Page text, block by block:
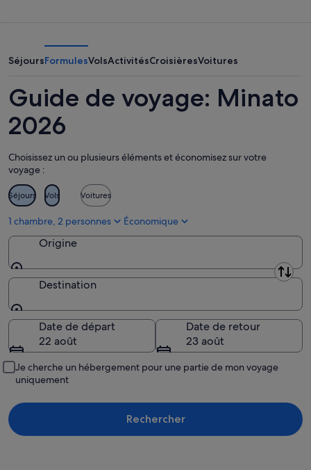
9
août
10
août
week-
prochain,
14
août
-
août
SéjoursFormulesVolsActivitésCroisièresVoitures
Guide de voyage: Minato
2026
Choisissez un ou plusieurs éléments et économisez sur votre
voyage :
Séjours Vols Voitures
1 chambre, 2 personnes Économique
Origine
Origine
Destination
Destination
Date de départ
22 août
Date de retour
23 août
Je cherche un hébergement pour une partie de mon voyage
uniquement
Rechercher